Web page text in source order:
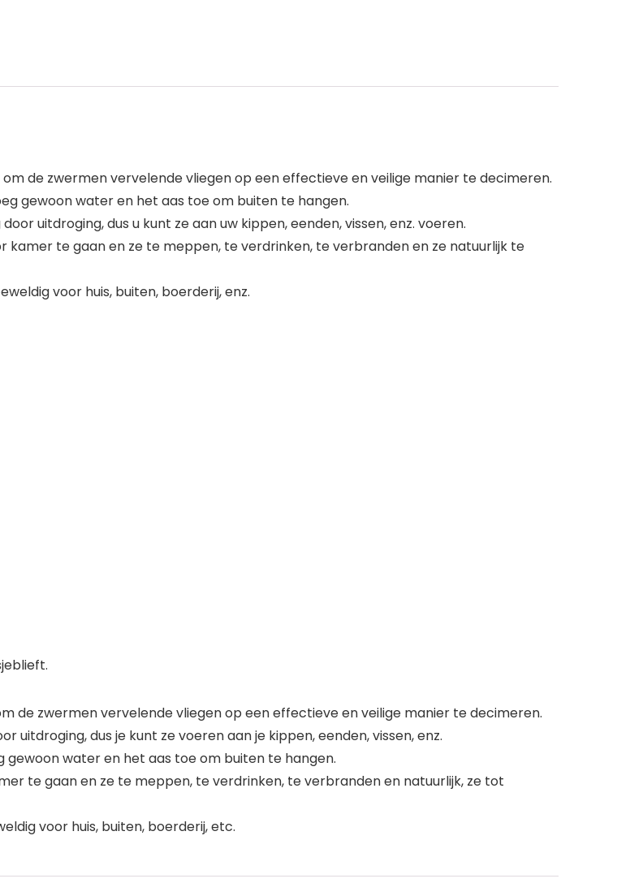
de zwermen vervelende vliegen op een effectieve en veilige manier te decimeren.
gewoon water en het aas toe om buiten te hangen.
uitdroging, dus u kunt ze aan uw kippen, eenden, vissen, enz. voeren.
te gaan en ze te meppen, te verdrinken, te verbranden en ze natuurlijk te
voor huis, buiten, boerderij, enz.
de zwermen vervelende vliegen op een effectieve en veilige manier te decimeren.
dus je kunt ze voeren aan je kippen, eenden, vissen, enz.
gewoon water en het aas toe om buiten te hangen.
te gaan en ze te meppen, te verdrinken, te verbranden en natuurlijk, ze tot
voor huis, buiten, boerderij, etc.